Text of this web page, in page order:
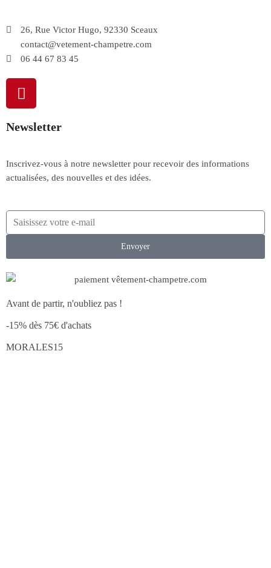
26, Rue Victor Hugo, 92330 Sceaux
contact@vetement-champetre.com
06 44 67 83 45
Newsletter
Inscrivez-vous à notre newsletter pour recevoir des informations
actualisées, des nouvelles et des idées.
Envoyer
Avant de partir, n'oubliez pas !
-15% dès 75€ d'achats
MORALES15